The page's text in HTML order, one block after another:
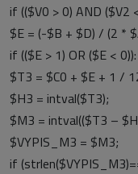
if (($V0 > 0) AND ($V2
$E = (-$B + $D) / (2 *
if (($E > 1) OR ($E <
$T3 = $C0 + $E + 1 /
$H3 = intval($T3);
$M3 = intval(($T3 –
$VYPIS_M3 = $M3;
if